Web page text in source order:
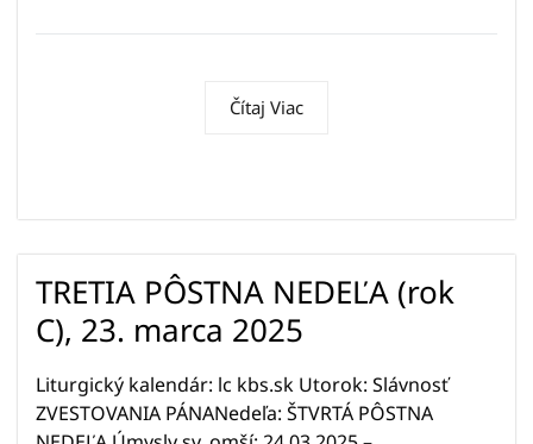
Čítaj Viac
TRETIA PÔSTNA NEDEĽA (rok
C), 23. marca 2025
Liturgický kalendár: lc kbs.sk Utorok: Slávnosť
ZVESTOVANIA PÁNANedeľa: ŠTVRTÁ PÔSTNA